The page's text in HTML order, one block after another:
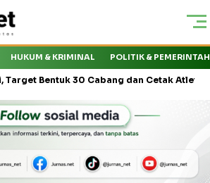
HUKUM & KRIMINAL POLITIK &
30 Cabang dan Cetak Atlet Nasional